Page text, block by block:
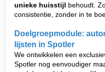
unieke huisstijl behoudt.
consistentie, zonder in te
Doelgroepmodule:
lijsten in Spotler
We ontwikkelen een
Spotler nog eenvoudiger